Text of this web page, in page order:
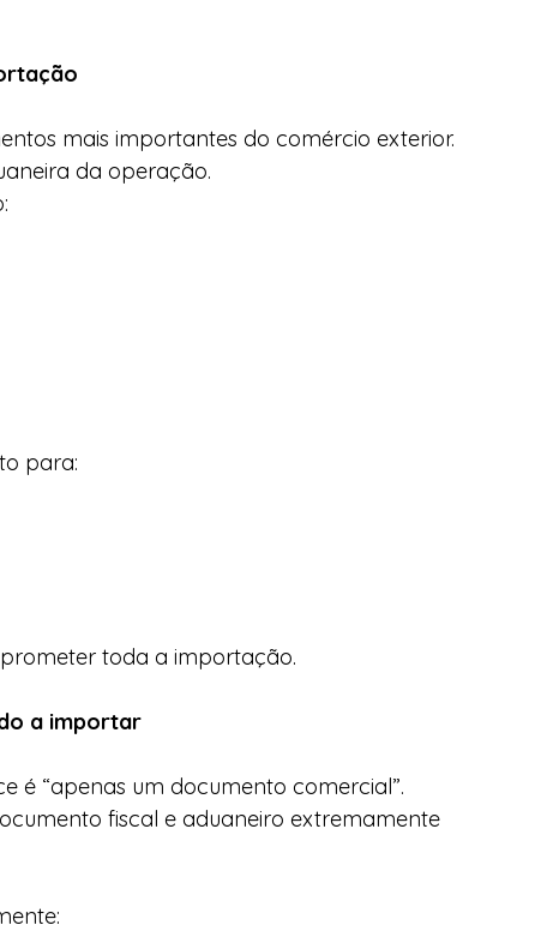
mais importantes do comércio exterior.
da operação.
para:
toda a importação.
a importar
é “apenas um documento comercial”.
fiscal e aduaneiro extremamente